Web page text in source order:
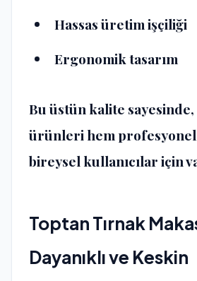
Hassas üretim işçiliği
Ergonomik tasarım
Bu üstün kalite
ürünleri hem
bireysel kullanıcılar için
Toptan Tırnak
Dayanıklı ve Keskin